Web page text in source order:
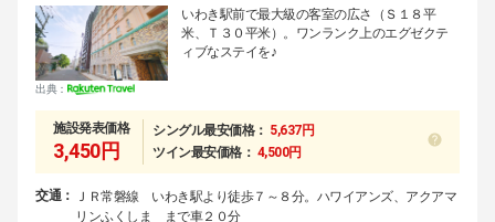
出典：
いわき駅前で最大級の客室の広さ（Ｓ１８平
米、Ｔ３０平米）。ワンランク上のエグゼクテ
ィブなステイを♪
施設発表価格
3,450円
シングル最安価格： 5,637円
ツイン最安価格： 4,500円
交通：
ＪＲ常磐線 いわき駅より徒歩７～８分。ハワイアンズ、アクアマ
リンふくしま まで車２０分